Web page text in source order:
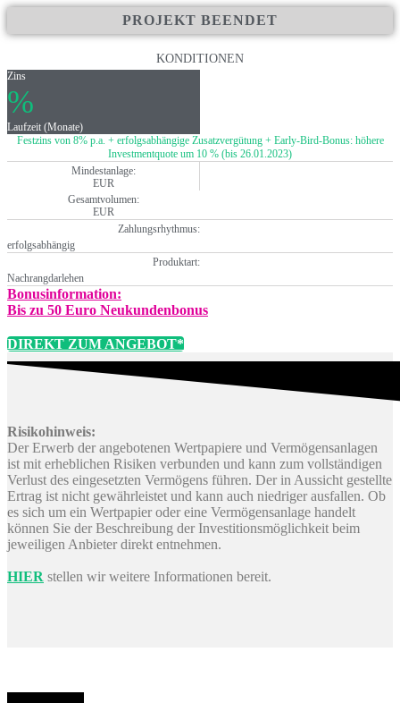
PROJEKT BEENDET
KONDITIONEN
Zins
%
Laufzeit (Monate)
Festzins von 8% p.a. + erfolgsabhängige Zusatzvergütung + Early-Bird-Bonus: höhere
Investmentquote um 10 % (bis 26.01.2023)
Mindestanlage:
EUR
Gesamtvolumen:
EUR
Zahlungsrhythmus:
erfolgsabhängig
Produktart:
Nachrangdarlehen
Bonusinformation:
Bis zu 50 Euro Neukundenbonus
DIREKT ZUM ANGEBOT*
Risikohinweis:
Der Erwerb der angebotenen Wertpapiere und Vermögensanlagen
ist mit erheblichen Risiken verbunden und kann zum vollständigen
Verlust des eingesetzten Vermögens führen. Der in Aussicht gestellte
Ertrag ist nicht gewährleistet und kann auch niedriger ausfallen. Ob
es sich um ein Wertpapier oder eine Vermögensanlage handelt
können Sie der Beschreibung der Investitionsmöglichkeit beim
jeweiligen Anbieter direkt entnehmen.
HIER stellen wir weitere Informationen bereit.